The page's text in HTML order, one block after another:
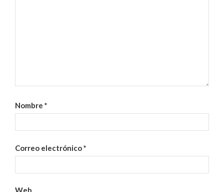
Nombre *
Correo electrónico*